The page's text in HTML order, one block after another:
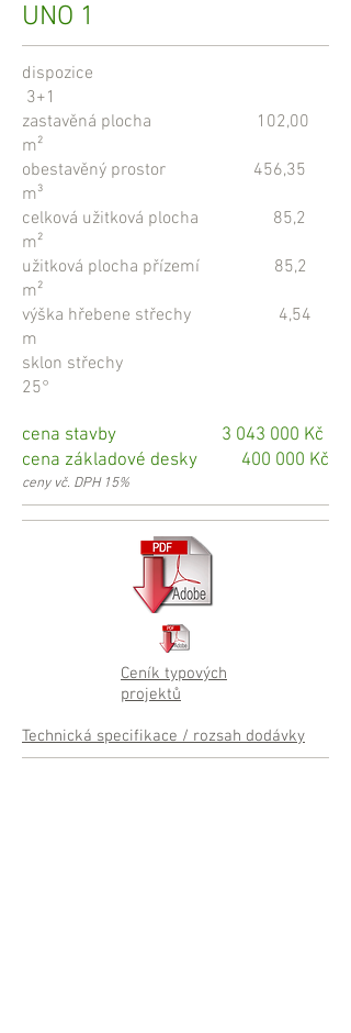
UNO 1
dispozice
3+1
zastavěná plocha 102,00
m²
obestavěný prostor 456,35
m³
celková užitková plocha 85,2
m²
užitková plocha přízemí 85,2
m²
výška hřebene střechy 4,54
m
sklon střechy
25°
cena stavby 3 043 000 Kč
cena základové desky 400 000 Kč
ceny vč. DPH 15%
Ceník typových
projektů
Technická specifikace / rozsah dodávky